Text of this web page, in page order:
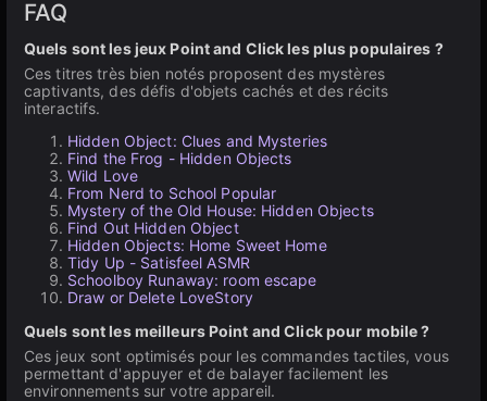
FAQ
Quels sont les jeux Point and Click les plus populaires ?
Ces titres très bien notés proposent des mystères
captivants, des défis d'objets cachés et des récits
interactifs.
Hidden Object: Clues and Mysteries
Find the Frog - Hidden Objects
Wild Love
From Nerd to School Popular
Mystery of the Old House: Hidden Objects
Find Out Hidden Object
Hidden Objects: Home Sweet Home
Tidy Up - Satisfeel ASMR
Schoolboy Runaway: room escape
Draw or Delete LoveStory
Quels sont les meilleurs Point and Click pour mobile ?
Ces jeux sont optimisés pour les commandes tactiles, vous
permettant d'appuyer et de balayer facilement les
environnements sur votre appareil.